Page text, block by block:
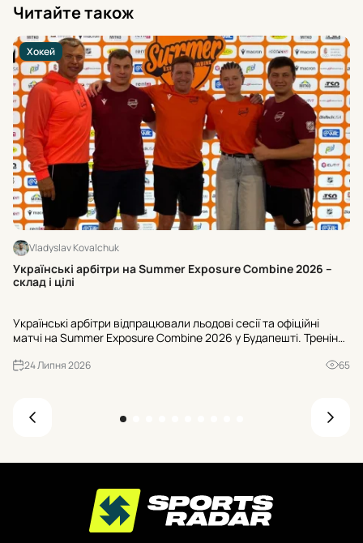
Читайте також
Хокей
Vladyslav Kovalchuk
Українські арбітри на Summer Exposure Combine 2026 –
склад і цілі
Українські арбітри відпрацювали льодові сесії та офіційні
матчі на Summer Exposure Combine 2026 у Будапешті. Тренінги
Хто потрапив до списку?
24 Липня 2026 65